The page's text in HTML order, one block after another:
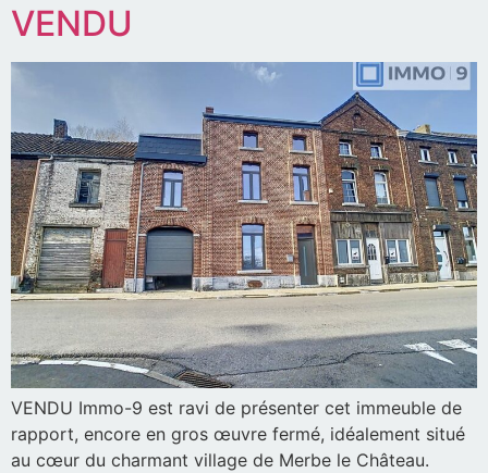
VENDU
VENDU Immo-9 est ravi de présenter cet immeuble de
rapport, encore en gros œuvre fermé, idéalement situé
au cœur du charmant village de Merbe le Château.